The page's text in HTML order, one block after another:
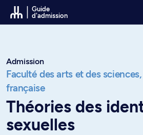
Passer au contenu
Guide
d'admission
Admission
Faculté des arts et des sciences,
française
Théories des
sexuelles